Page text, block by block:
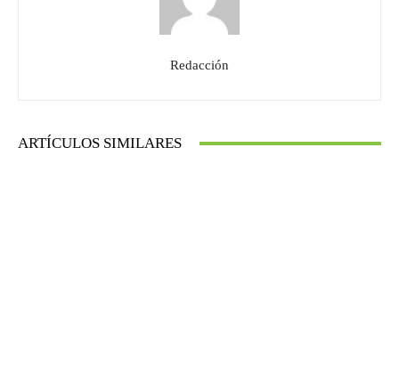
Redacción
ARTÍCULOS SIMILARES